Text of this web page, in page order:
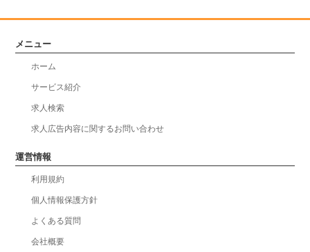
メニュー
ホーム
サービス紹介
求人検索
求人広告内容に関するお問い合わせ
運営情報
利用規約
個人情報保護方針
よくある質問
会社概要